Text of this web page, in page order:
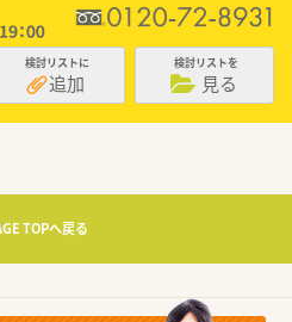
検討リストに
追加
検討リストを
見る
TOPへ戻る